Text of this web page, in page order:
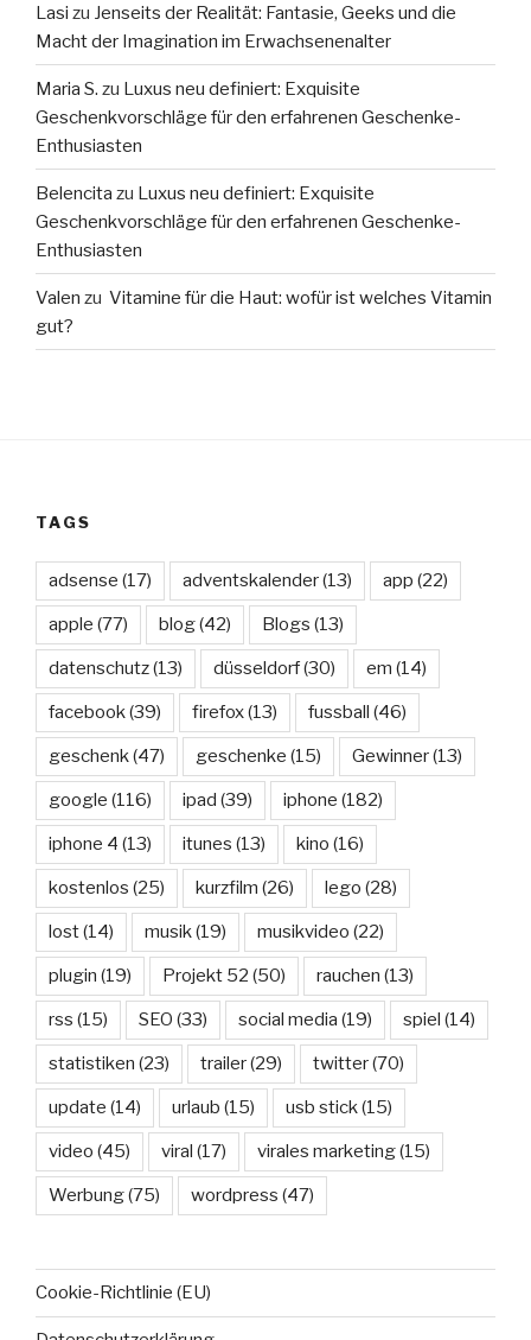
Lasi zu Jenseits der Realität: Fantasie, Geeks und die
Macht der Imagination im Erwachsenenalter
Maria S. zu Luxus neu definiert: Exquisite
Geschenkvorschläge für den erfahrenen Geschenke-
Enthusiasten
Belencita zu Luxus neu definiert: Exquisite
Geschenkvorschläge für den erfahrenen Geschenke-
Enthusiasten
Valen zu Vitamine für die Haut: wofür ist welches Vitamin
gut?
TAGS
adsense (17) adventskalender(13) app (22)
apple (77) blog(42) Blogs (13)
datenschutz(13) düsseldorf(30) em (14)
facebook(39) firefox(13) fussball (46)
geschenk(47) geschenke (15) Gewinner(13)
google (116) ipad (39) iphone (182)
iphone 4 (13) itunes (13) kino (16)
kostenlos (25) kurzfilm (26) lego (28)
lost(14) musik(19) musikvideo (22)
plugin (19) Projekt 52 (50) rauchen (13)
rss (15) SEO (33) social media (19) spiel (14)
statistiken (23) trailer(29) twitter(70)
update (14) urlaub (15) usb stick(15)
video (45) viral (17) virales marketing(15)
Werbung(75) wordpress (47)
Cookie-Richtlinie (EU)